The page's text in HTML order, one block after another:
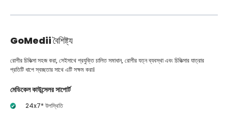
GoMediiবৈশিষ্ট্য
রোগীর চিকিত্সা সহজ করা, সেইসাথে প্রযুক্তি চালিত সমাধান, রোগীর যত্ন ব্যবস্থা এবং চিকিত্সার যাত্রার
প্রতিটি ধাপে স্বচ্ছতার সাথে এটি সক্ষম করা।
মেডিকেল কাউন্সেলর সাপোর্ট
24x7* উপস্থিতি